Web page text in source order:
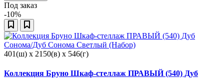
Под заказ
-10%
401(ш) x 2150(в) x 546(г)
Коллекция Бруно Шкаф-стеллаж ПРАВЫЙ (540) Дуб